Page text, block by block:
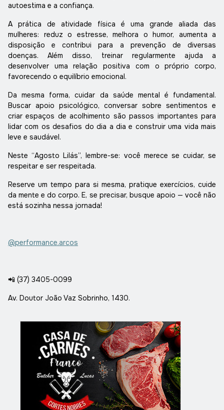
autoestima e a confiança.
A prática de atividade física é uma grande aliada das
mulheres: reduz o estresse, melhora o humor, aumenta a
disposição e contribui para a prevenção de diversas
doenças. Além disso, treinar regularmente ajuda a
desenvolver uma relação positiva com o próprio corpo,
favorecendo o equilíbrio emocional.
Da mesma forma, cuidar da saúde mental é fundamental.
Buscar apoio psicológico, conversar sobre sentimentos e
criar espaços de acolhimento são passos importantes para
lidar com os desafios do dia a dia e construir uma vida mais
leve e saudável.
Neste “Agosto Lilás”, lembre-se: você merece se cuidar, se
respeitar e ser respeitada.
Reserve um tempo para si mesma, pratique exercícios, cuide
da mente e do corpo. E, se precisar, busque apoio — você não
está sozinha nessa jornada!
@performance.arcos
📲 (37) 3405-0099
Av. Doutor João Vaz Sobrinho, 1430.